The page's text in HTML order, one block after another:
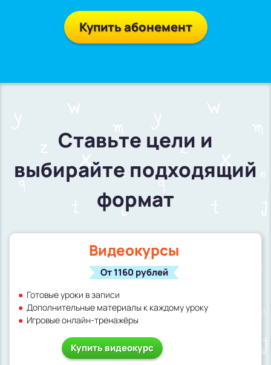
Купить абонемент
Ставьте цели и
выбирайте подходящий
формат
Видеокурсы
От 1160 рублей
Готовые уроки в записи
Дополнительные материалы к каждому уроку
Игровые онлайн-тренажёры
Купить видеокурс